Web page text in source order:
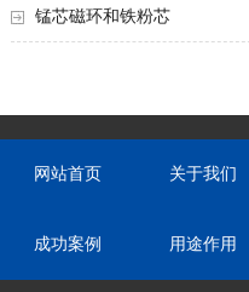
锰芯磁环和铁粉芯
网站首页 关于我们
成功案例 用途作用